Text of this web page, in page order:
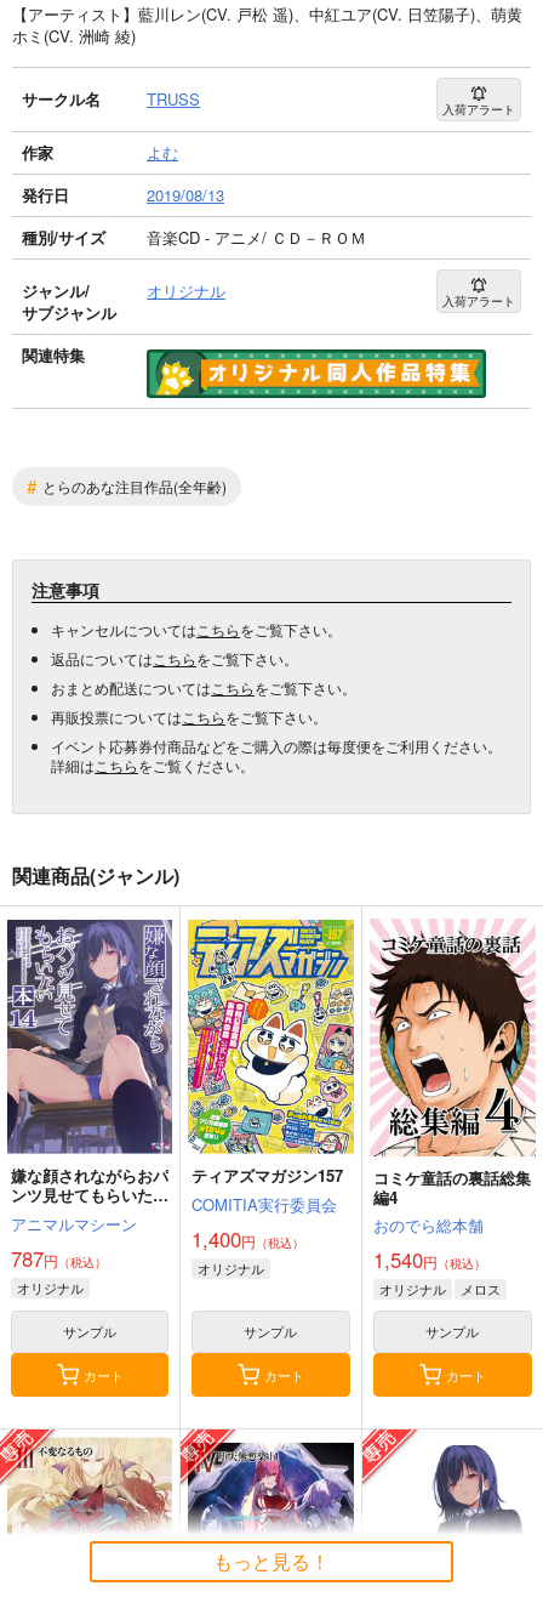
【アーティスト】藍川レン(CV. 戸松 遥)、中紅ユア(CV. 日笠陽子)、萌黄
ホミ(CV. 洲崎 綾)
サークル名 TRUSS 入荷アラート
作家
よむ
発行日
2019/08/13
種別/サイズ
音楽CD - アニメ/ ＣＤ－ＲＯＭ
ジャンル/
サブジャンル
オリジナル 入荷アラート
関連特集
# とらのあな注目作品(全年齢)
注意事項
キャンセルについては こちらをご覧下さい。
返品については こちらをご覧下さい。
おまとめ配送については こちらをご覧下さい。
再販投票については こちらをご覧下さい。
イベント応募券付商品などをご購入の際は毎度便をご利用ください。
詳細は こちらをご覧ください。
関連商品(ジャンル)
嫌な顔されながらおパ
ンツ見せてもらいたい
本14
アニマルマシーン
787円 （税込）
オリジナル
サンプル
カート
ティアズマガジン157
COMITIA実行委員会
1,400円 （税込）
オリジナル
サンプル
カート
コミケ童話の裏話総集
編4
おのでら総本舗
1,540円 （税込）
オリジナル メロス
サンプル
カート
もっと見る！